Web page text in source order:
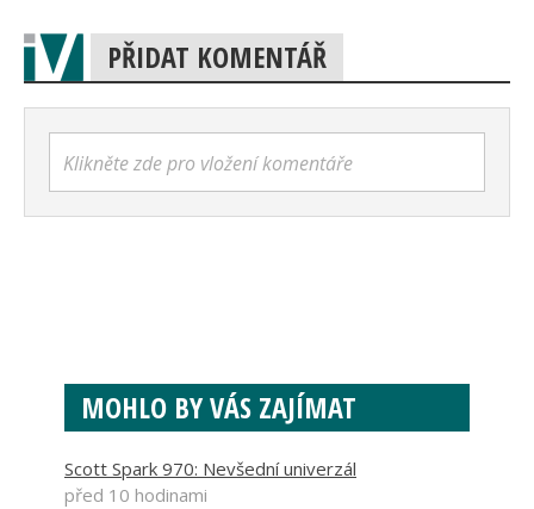
PŘIDAT KOMENTÁŘ
Klikněte zde pro vložení komentáře
MOHLO BY VÁS ZAJÍMAT
Scott Spark 970: Nevšední univerzál
před 10 hodinami